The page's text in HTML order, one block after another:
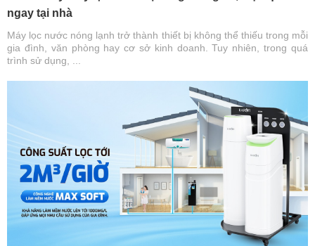
ngay tại nhà
Máy lọc nước nóng lạnh trở thành thiết bị không thể thiếu trong mỗi
gia đình, văn phòng hay cơ sở kinh doanh. Tuy nhiên, trong quá
trình sử dụng, ...